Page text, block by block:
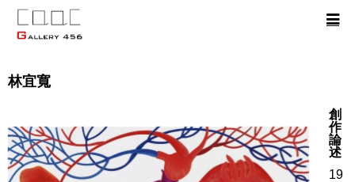
林宜寬
創
作
論
述
19